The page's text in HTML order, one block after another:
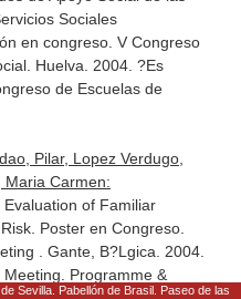
Sociales
en congreso. V Congreso
Huelva. 2004. ?Es
de Escuelas de
Pilar, Lopez Verdugo,
Maria Carmen:
of Familiar
Poster en Congreso.
. Gante, B?Lgica. 2004.
Programme &
Sevilla. Pabellón de Brasil. Paseo de las